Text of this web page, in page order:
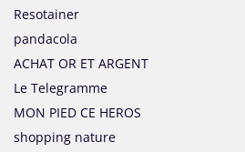
Resotainer
pandacola
ACHAT OR ET ARGENT
Le Telegramme
MON PIED CE HEROS
shopping nature